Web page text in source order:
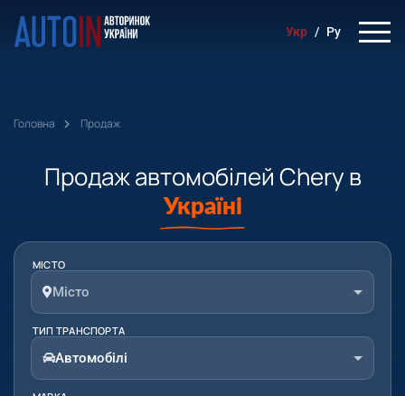
Укр / Ру
Головна Продаж
Продаж автомобілей Chery в
Україні
МІСТО
Місто
ТИП ТРАНСПОРТА
Автомобілі